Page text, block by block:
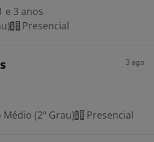
e 3 anos
Presencial
3 ago
Médio (2º Grau) Presencial